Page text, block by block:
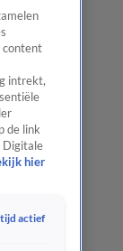
content
intrekt,
de link
Digitale
hier
actief